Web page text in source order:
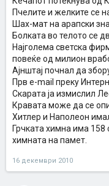
Пчелите и желките се
Шах-мат на арапски
Болката во телото се
Најголема светска
повеќе од милион
Ајнштај почнал да
Прв e-mail преку
Скарата ја измислил
Кравата може да се
Хитлер и Наполеон
Грчката химна има 158
химната на памет.
16 декември 2010